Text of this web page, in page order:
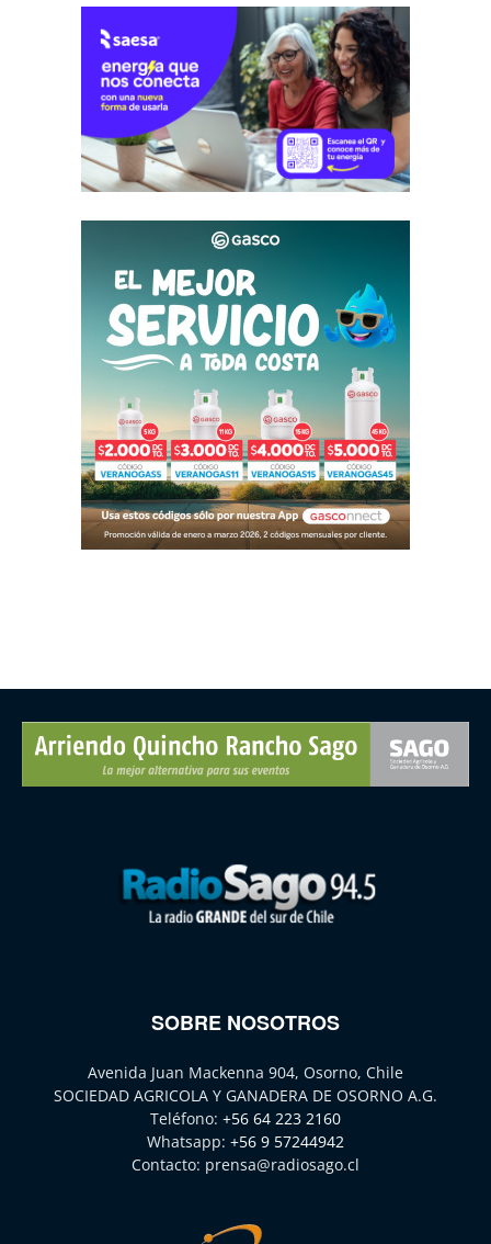
SOBRE NOSOTROS
Avenida Juan Mackenna 904, Osorno, Chile
SOCIEDAD AGRICOLA Y GANADERA DE OSORNO A.G.
Teléfono: +56 64 223 2160
Whatsapp: +56 9 57244942
Contacto: prensa@radiosago.cl